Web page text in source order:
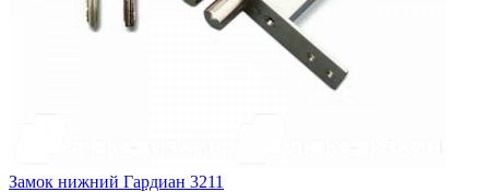
Замок нижний Гардиан 3211